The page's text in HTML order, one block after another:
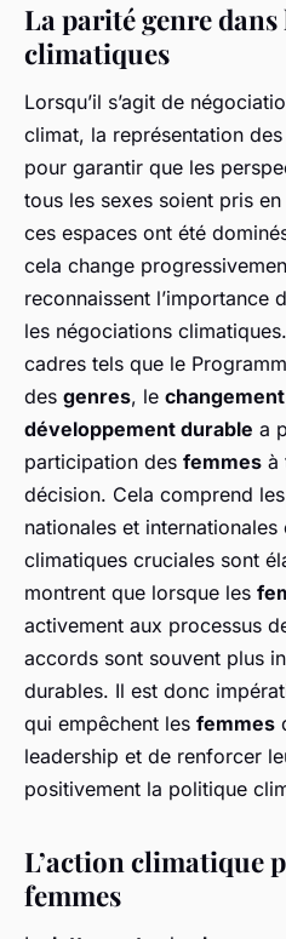
La parité genre
climatiques
Lorsqu’il s’agit de
climat, la représentation des
pour garantir que les
tous les sexes soient pris
ces espaces ont été
cela change
reconnaissent l’importance
les négociations
cadres tels que le
des genres, le
développement durable a
participation des femmes à
décision. Cela comprend
nationales et
climatiques cruciales sont
montrent que lorsque les
activement aux processus
accords sont souvent plus
durables. Il est donc
qui empêchent les femmes
leadership et de renforcer
positivement la politique
L’action climatique
femmes